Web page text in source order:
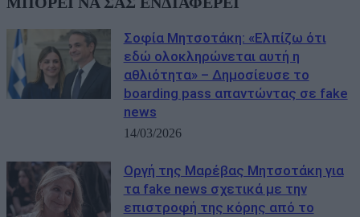
Σοφία Μητσοτάκη: «Ελπίζω ότι
εδώ ολοκληρώνεται αυτή η
αθλιότητα» – Δημοσίευσε το
boarding pass απαντώντας σε fake
news
14/03/2026
Οργή της Μαρέβας Μητσοτάκη για
τα fake news σχετικά με την
επιστροφή της κόρης από το